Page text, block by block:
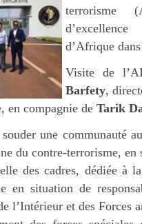
terrorisme
d’Afrique
Visite de
Barfety,
en compagnie de Tarik
une communauté
du contre-terrorisme, en
des cadres, dédiée à
en situation de
l’Intérieur et des Forces